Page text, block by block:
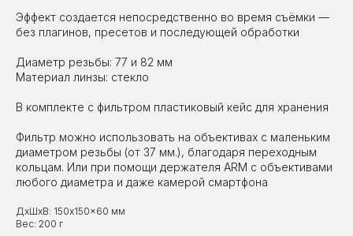
Эффект создается непосредственно во время съёмки —
без плагинов, пресетов и последующей обработки
Диаметр резьбы: 77 и 82 мм
Материал линзы: стекло
В комплекте с фильтром пластиковый кейс для хранения
Фильтр можно использовать на объективах с маленьким
диаметром резьбы (от 37 мм.), благодаря переходным
кольцам. Или при помощи держателя ARM с объективами
любого диаметра и даже камерой смартфона
ДxШxВ: 150x150x60 мм
Вес: 200 г